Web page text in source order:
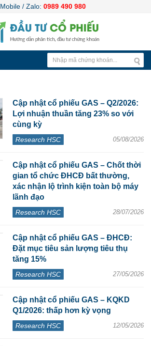
Mobile / Zalo: 0989 490 980
Cập nhật cổ phiếu GAS – Q2/2026:
Lợi nhuận thuần tăng 23% so với
cùng kỳ
Research HSC 05/08/2026
Cập nhật cổ phiếu GAS – Chốt thời
gian tổ chức ĐHCĐ bất thường,
xác nhận lộ trình kiện toàn bộ máy
lãnh đạo
Research HSC 28/07/2026
Cập nhật cổ phiếu GAS – ĐHCĐ:
Đặt mục tiêu sản lượng tiêu thụ
tăng 15%
Research HSC 27/05/2026
Cập nhật cổ phiếu GAS – KQKD
Q1/2026: thấp hơn kỳ vọng
Research HSC 12/05/2026